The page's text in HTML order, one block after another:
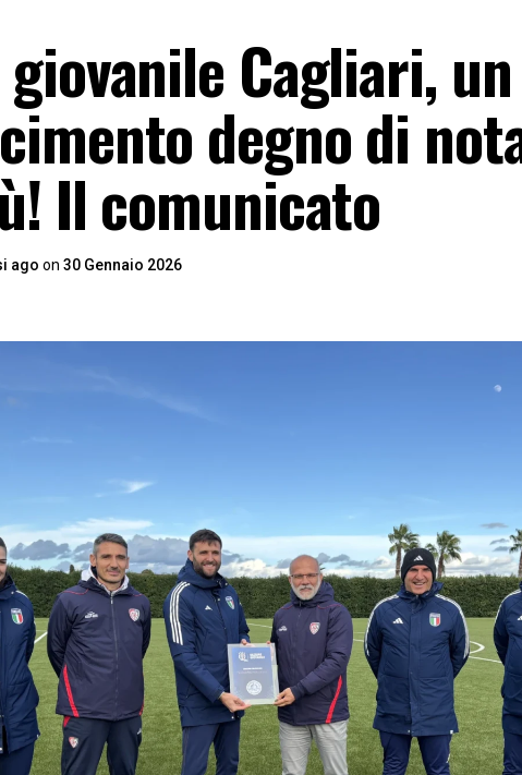
Cagliari, un
degno di
Il comunicato
ago on 30 Gennaio 2026